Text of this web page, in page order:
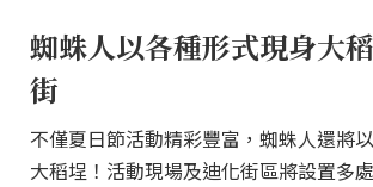
蜘蛛人以各種形式現身大
街
不僅夏日節活動精彩豐富，蜘蛛人還將
大稻埕！活動現場及迪化街區將設置多